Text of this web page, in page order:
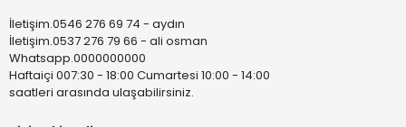
İletişim.0546 276 69 74 - aydın
İletişim.0537 276 79 66 - ali osman
Whatsapp.0000000000
Haftaiçi 007:30 - 18:00 Cumartesi 10:00 - 14:00
saatleri arasında ulaşabilirsiniz.